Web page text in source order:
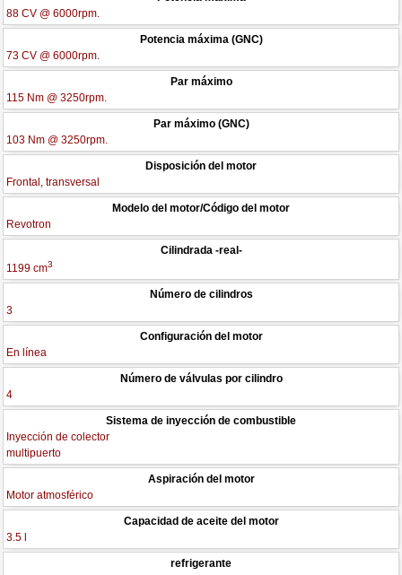
88 CV @ 6000rpm.
Potencia máxima (GNC)
73 CV @ 6000rpm.
Par máximo
115 Nm @ 3250rpm.
Par máximo (GNC)
103 Nm @ 3250rpm.
Disposición del motor
Frontal, transversal
Modelo del motor/Código del motor
Revotron
Cilindrada -real-
1199 cm3
Número de cilindros
3
Configuración del motor
En línea
Número de válvulas por cilindro
4
Sistema de inyección de combustible
Inyección de colector
multipuerto
Aspiración del motor
Motor atmosférico
Capacidad de aceite del motor
3.5 l
refrigerante